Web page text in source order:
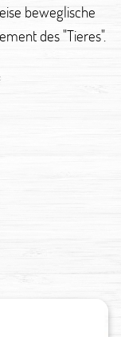
beweglische
des "Tieres".